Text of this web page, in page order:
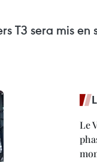
T3 sera mis
Le